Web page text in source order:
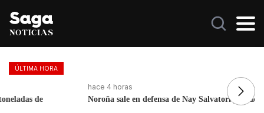
ÚLTIMA HORA
Noroña sale en defensa de Nay Salvatori y Grace Palomares